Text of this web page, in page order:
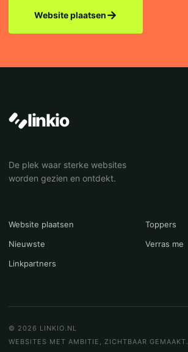
Website plaatsen→
linkio
De plek waar sterke websites
worden gezien en ontdekt.
Website plaatsen
Toppers
Nieuwste
Verras me
Linkpartners
© 2026 LINKIO.NL
WEBSITES MET AMBITIE, ZICHTBAAR GEMAAKT.